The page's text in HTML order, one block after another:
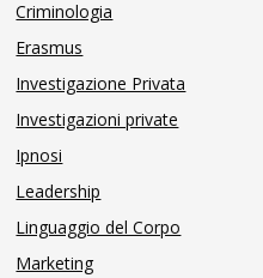
Criminologia
Erasmus
Investigazione Privata
Investigazioni private
Ipnosi
Leadership
Linguaggio del Corpo
Marketing